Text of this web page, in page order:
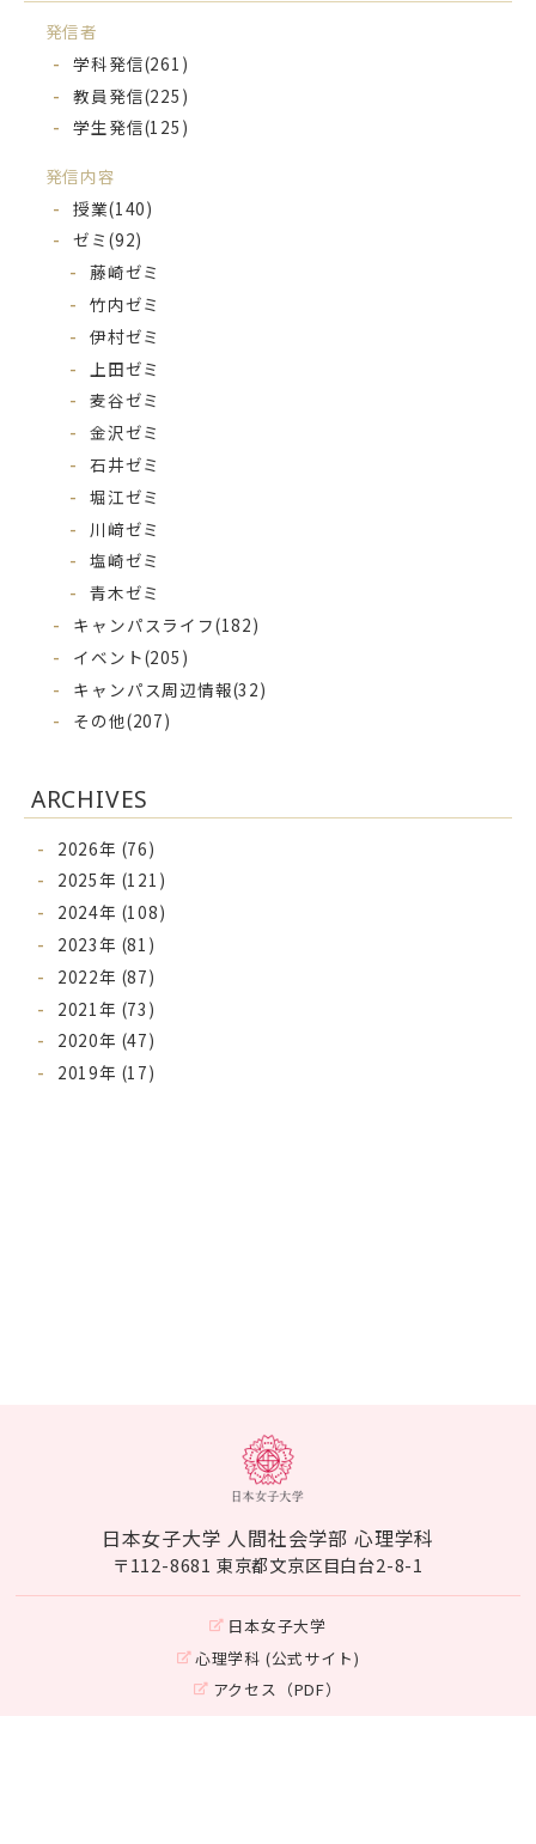
発信者
学科発信(261)
教員発信(225)
学生発信(125)
発信内容
授業(140)
ゼミ(92)
藤崎ゼミ
竹内ゼミ
伊村ゼミ
上田ゼミ
麦谷ゼミ
金沢ゼミ
石井ゼミ
堀江ゼミ
川﨑ゼミ
塩崎ゼミ
青木ゼミ
キャンパスライフ(182)
イベント(205)
キャンパス周辺情報(32)
その他(207)
ARCHIVES
2026年 (76)
2025年 (121)
2024年 (108)
2023年 (81)
2022年 (87)
2021年 (73)
2020年 (47)
2019年 (17)
日本女子大学 人間社会学部 心理学科
〒112-8681 東京都文京区目白台2-8-1
日本女子大学
心理学科 (公式サイト)
アクセス（PDF）